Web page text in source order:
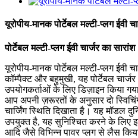
यूरोपीय-मानक पोर्टेबल मल्टी-प्लग ईवी
पोर्टेबल मल्टी-प्लग ईवी चार्जर का सारांश
यूरोपीय-मानक पोर्टेबल मल्टी-प्लग ईवी
कॉम्पैक्ट और बहुमुखी, यह पोर्टेबल
उपयोगकर्ताओं के लिए डिज़ाइन किया
आप अपनी ज़रूरतों के अनुसार दो
चार्जिंग स्थिति दिखाता है। यह मॉडल
उपयुक्त है, यह सुनिश्चित करने के लिए
आदि जैसे विभिन्न पावर प्लग से लैस